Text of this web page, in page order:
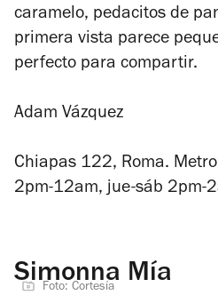
caramelo, pedacitos de
primera vista parece
perfecto para compartir.
Adam Vázquez
Chiapas 122, Roma.
2pm-12am, jue-sáb 2pm-
Simonna Mía
Foto: Cortesía